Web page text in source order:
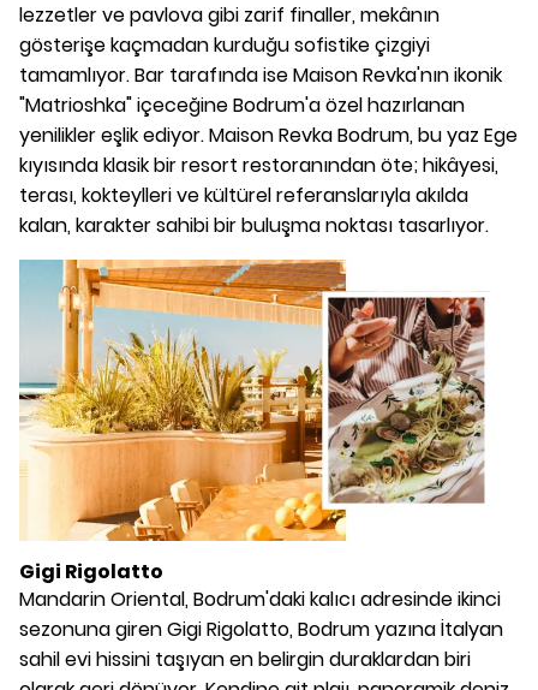
lezzetler ve pavlova gibi zarif finaller, mekânın
gösterişe kaçmadan kurduğu sofistike çizgiyi
tamamlıyor. Bar tarafında ise Maison Revka'nın ikonik
"Matrioshka" içeceğine Bodrum'a özel hazırlanan
yenilikler eşlik ediyor. Maison Revka Bodrum, bu yaz Ege
kıyısında klasik bir resort restoranından öte; hikâyesi,
terası, kokteylleri ve kültürel referanslarıyla akılda
kalan, karakter sahibi bir buluşma noktası tasarlıyor.
Gigi Rigolatto
Mandarin Oriental, Bodrum'daki kalıcı adresinde ikinci
sezonuna giren Gigi Rigolatto, Bodrum yazına İtalyan
sahil evi hissini taşıyan en belirgin duraklardan biri